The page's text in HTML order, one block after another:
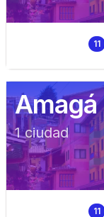
11
Amagá
1ciudad
11